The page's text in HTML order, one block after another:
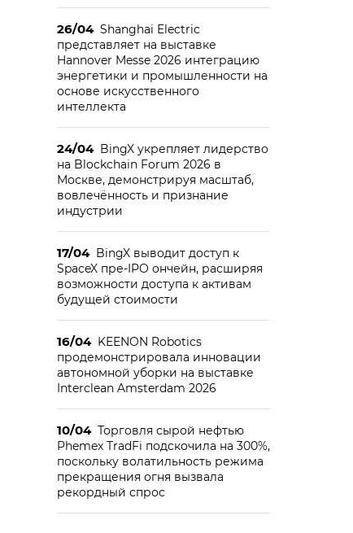
26/04 Shanghai Electric
представляет на выставке
Hannover Messe 2026 интеграцию
энергетики и промышленности на
основе искусственного
интеллекта
24/04 BingX укрепляет лидерство
на Blockchain Forum 2026 в
Москве, демонстрируя масштаб,
вовлечённость и признание
индустрии
17/04 BingX выводит доступ к
SpaceX пре-IPO ончейн, расширяя
возможности доступа к активам
будущей стоимости
16/04 KEENON Robotics
продемонстрировала инновации
автономной уборки на выставке
Interclean Amsterdam 2026
10/04 Торговля сырой нефтью
Phemex TradFi подскочила на 300%,
поскольку волатильность режима
прекращения огня вызвала
рекордный спрос